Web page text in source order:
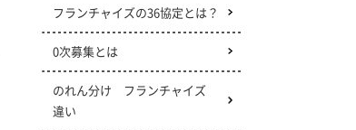
フランチャイズの36協定とは？
0次募集とは
のれん分け フランチャイズ
違い